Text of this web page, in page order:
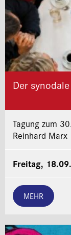
Der
Tagung zum
Reinhard Marx
Freitag,
MEHR